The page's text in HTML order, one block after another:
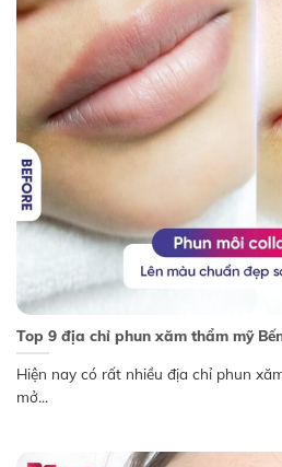
Top 9 địa chỉ phun xăm thẩm mỹ
Hiện nay có rất nhiều địa chỉ phun
mở...